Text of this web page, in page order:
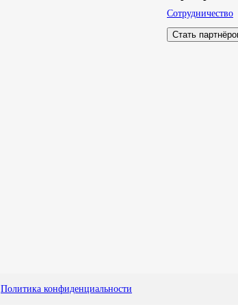
Сотрудничество
Стать
Политика конфиденциальности